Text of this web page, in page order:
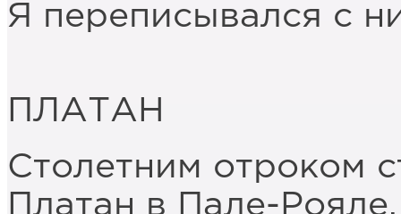
Я переписывался с
ПЛАТАН
Столетним отроком
Платан в Пале-Рояле,